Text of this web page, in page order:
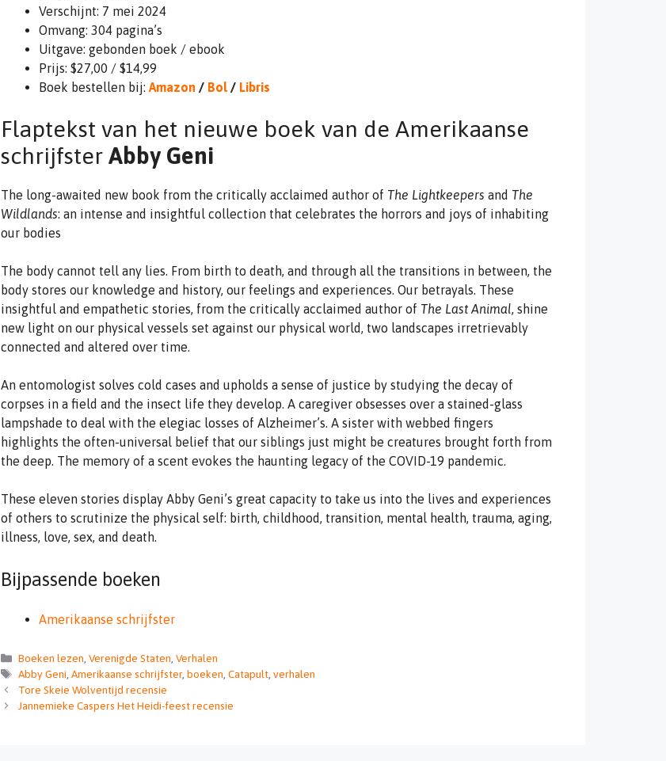
Verschijnt: 7 mei 2024
Omvang: 304 pagina’s
Uitgave: gebonden boek / ebook
Prijs: $27,00 / $14,99
Boek bestellen bij: Amazon / Bol / Libris
Flaptekst van het nieuwe boek van de Amerikaanse
schrijfster Abby Geni
The long-awaited new book from the critically acclaimed author of The Lightkeepers and The
Wildlands: an intense and insightful collection that celebrates the horrors and joys of inhabiting
our bodies
The body cannot tell any lies. From birth to death, and through all the transitions in between, the
body stores our knowledge and history, our feelings and experiences. Our betrayals. These
insightful and empathetic stories, from the critically acclaimed author of The Last Animal, shine
new light on our physical vessels set against our physical world, two landscapes irretrievably
connected and altered over time.
An entomologist solves cold cases and upholds a sense of justice by studying the decay of
corpses in a field and the insect life they develop. A caregiver obsesses over a stained-glass
lampshade to deal with the elegiac losses of Alzheimer’s. A sister with webbed fingers
highlights the often-universal belief that our siblings just might be creatures brought forth from
the deep. The memory of a scent evokes the haunting legacy of the COVID-19 pandemic.
These eleven stories display Abby Geni’s great capacity to take us into the lives and experiences
of others to scrutinize the physical self: birth, childhood, transition, mental health, trauma, aging,
illness, love, sex, and death.
Bijpassende boeken
Amerikaanse schrijfster
Categorieën
Boeken lezen Verenigde Staten Verhalen
Tags
Abby Geni Amerikaanse schrijfster, boeken Catapult, verhalen
Tore Skeie Wolventijd recensie
Jannemieke Caspers Het Heidi-feest recensie